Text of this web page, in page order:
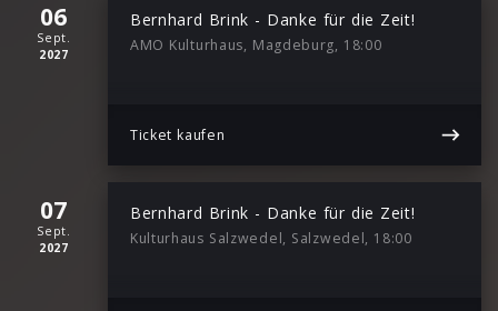
06
Sept.
2027
Bernhard Brink - Danke für die Zeit!
AMO Kulturhaus, Magdeburg, 18:00
Ticket kaufen
07
Sept.
2027
Bernhard Brink - Danke für die Zeit!
Kulturhaus Salzwedel, Salzwedel, 18:00